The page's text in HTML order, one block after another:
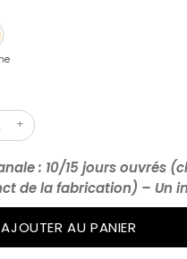
18K
+
: 10/15 jours ouvrés
de la fabrication) – Un
AJOUTER AU PANIER